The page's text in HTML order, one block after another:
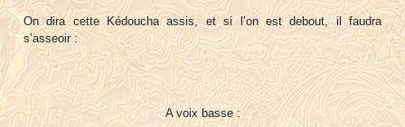
On dira cette Kédoucha assis, et si l’on est debout, il faudra
s’asseoir :
A voix basse :